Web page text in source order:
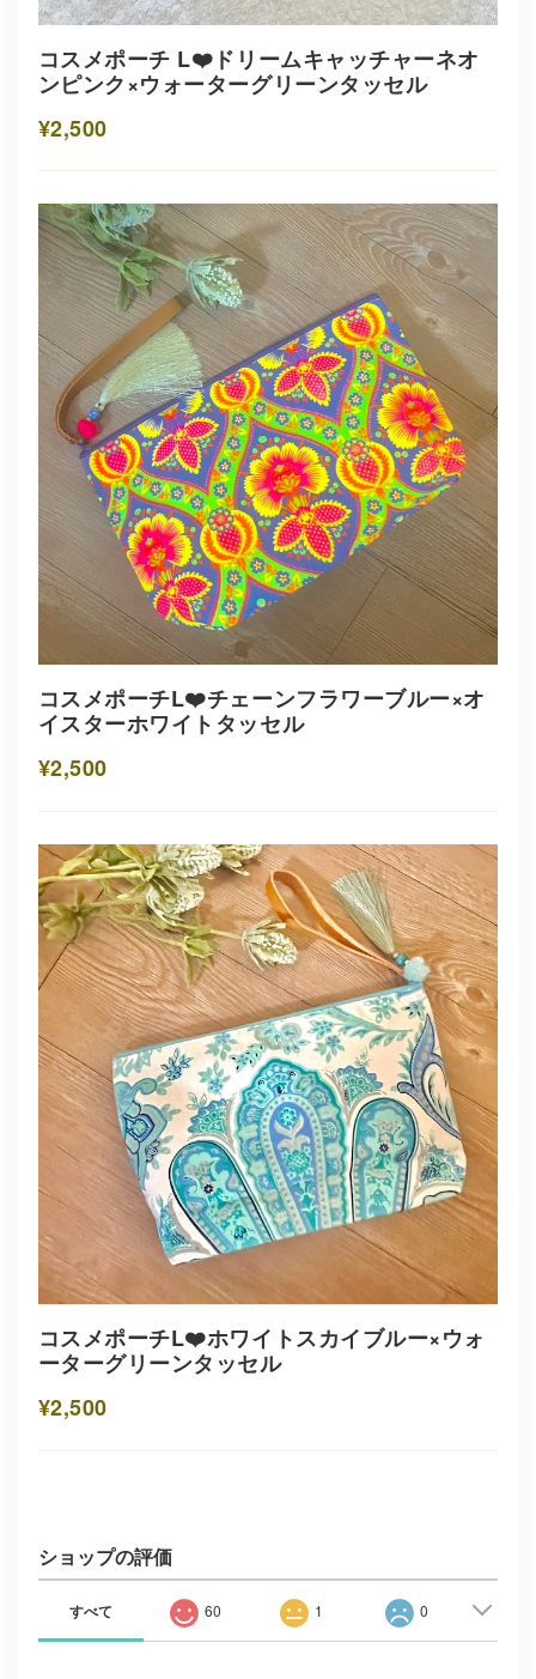
コスメポーチ L❤️ドリームキャッチャーネオ
ンピンク×ウォーターグリーンタッセル
¥2,500
コスメポーチL❤️チェーンフラワーブルー×オ
イスターホワイトタッセル
¥2,500
コスメポーチL❤️ホワイトスカイブルー×ウォ
ーターグリーンタッセル
¥2,500
ショップの評価
すべて 60 1 0